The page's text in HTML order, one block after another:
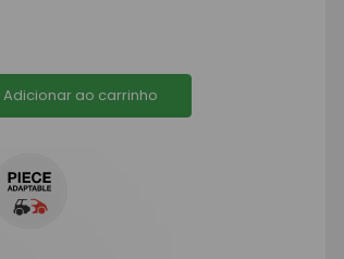
Adicionar ao carrinho